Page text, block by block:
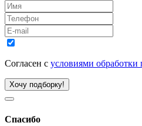
Согласен с условиями
Хочу подборку!
Спасибо